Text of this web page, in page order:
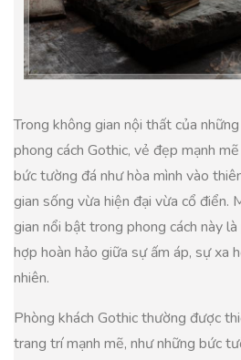
Trong không gian nội thất của
phong cách Gothic, vẻ đẹp mạnh
bức tường đá như hòa mình vào
gian sống vừa hiện đại vừa cổ điển.
gian nổi bật trong phong cách này
hợp hoàn hảo giữa sự ấm áp, sự xa
nhiên.
Phòng khách Gothic thường được
trang trí mạnh mẽ, như những bức